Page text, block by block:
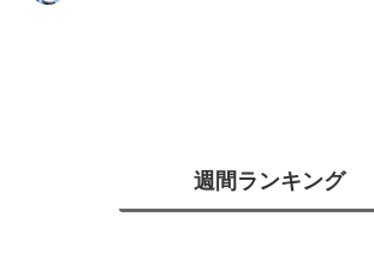
週間ランキング